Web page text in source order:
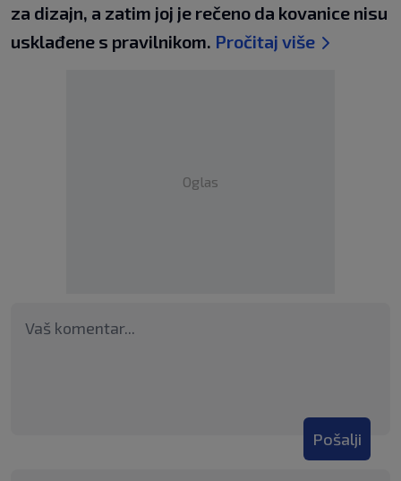
za dizajn, a zatim joj je rečeno da kovanice nisu
usklađene s pravilnikom. Pročitaj više
Oglas
Pošalji